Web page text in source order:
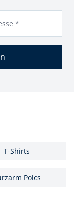
*
T-Shirts
Polos